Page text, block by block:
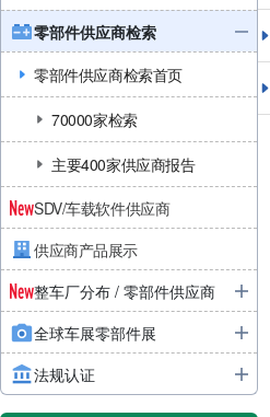
零部件供应商检索
零部件供应商检索首页
70000家检索
主要400家供应商报告
SDV/车载软件供应商
供应商产品展示
整车厂分布 / 零部件供应商
全球车展零部件展
法规认证